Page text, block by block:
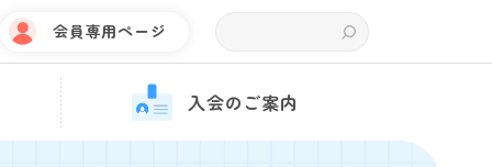
会員専用ページ
入会のご案内